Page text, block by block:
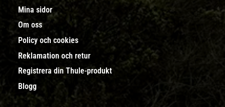
Mina sidor
Om oss
Policy och cookies
Reklamation och retur
Registrera din Thule-produkt
Blogg